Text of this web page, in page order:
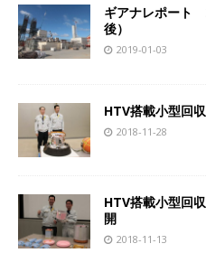
ギアナレポート
後）
2019-01-03
HTV搭載小型回
2018-11-28
HTV搭載小型回
開
2018-11-13